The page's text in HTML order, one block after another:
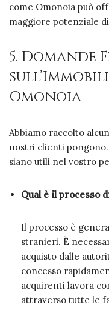
come Omonoia può
maggiore potenziale
5. Domande
Omonoia
Abbiamo raccolto
nostri clienti
siano utili nel vostro
Qual è il processo
Il processo è
stranieri. È
acquisto dalle
concesso
acquirenti lavora
attraverso tutte le